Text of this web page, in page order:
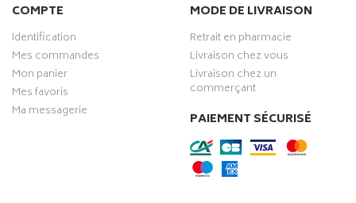
COMPTE
Identification
Mes commandes
Mon panier
Mes favoris
Ma messagerie
MODE DE LIVRAISON
Retrait en pharmacie
Livraison chez vous
Livraison chez un
commerçant
PAIEMENT SÉCURISÉ